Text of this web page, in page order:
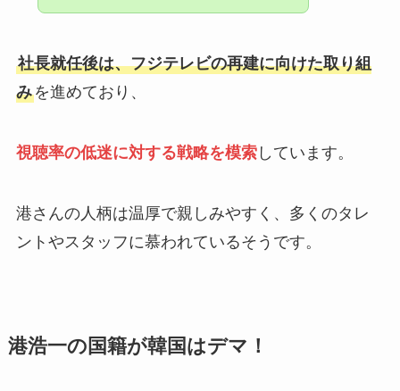
社長就任後は、フジテレビの再建に向けた取り組
みを進めており、
視聴率の低迷に対する戦略を模索しています。
港さんの人柄は温厚で親しみやすく、多くのタレ
ントやスタッフに慕われているそうです。
港浩一の国籍が韓国はデマ！